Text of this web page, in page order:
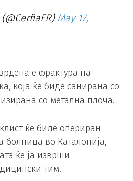
May 17,
е фрактура на
која ќе биде санирана со
со метална плоча.
ќе биде опериран
болница во Каталонија,
ќе ја изврши
тим.